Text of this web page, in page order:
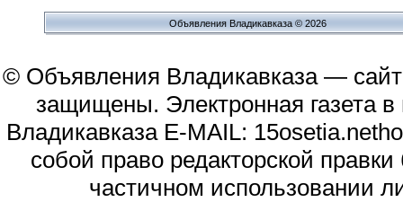
Объявления Владикавказа © 2026
© Объявления Владикавказа —
защищены. Электронная газета
Владикавказа E-MAIL:
собой право редакторской
частичном использовании